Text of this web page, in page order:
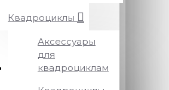
Квадроциклы
Аксессуары
для
квадроциклам